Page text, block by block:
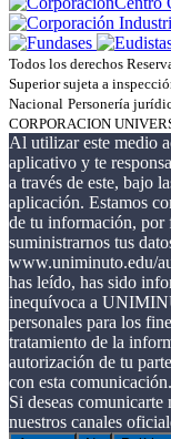
Todos los derechos
Superior sujeta a
Nacional Personería
CORPORACION
Al utilizar este medio
aplicativo y te
a través de este, bajo
aplicación. Estamos
de tu información, por
suministrarnos tus
www.uniminuto.edu/
has leído, has sido
inequívoca a
personales para los
tratamiento de la
autorización de tu
con esta
Si deseas
nuestros canales